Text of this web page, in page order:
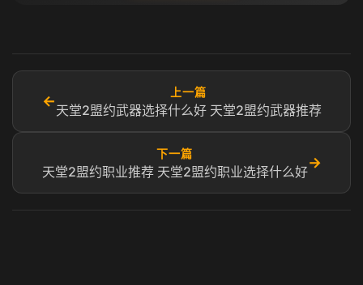
←
上一篇
天堂2盟约武器选择什么好 天堂2盟约武器推荐
下一篇
天堂2盟约职业推荐 天堂2盟约职业选择什么好
→